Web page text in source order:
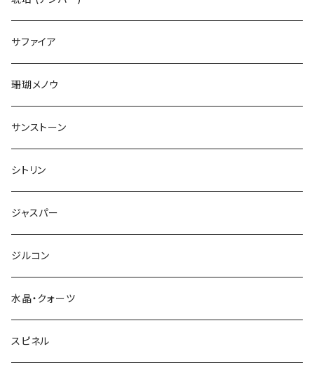
サファイア
珊瑚メノウ
サンストーン
シトリン
ジャスパー
ジルコン
水晶・クォーツ
スピネル